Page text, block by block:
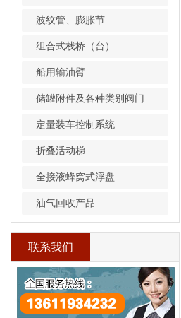
波纹管、膨胀节
组合式栈桥（台）
船用输油臂
储罐附件及各种类别阀门
定量装车控制系统
折叠活动梯
全接液蜂窝式浮盘
油气回收产品
联系我们